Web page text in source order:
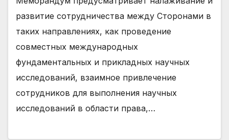
Институтом региональных
экономических исследований.
развитие сотрудничества между Сторонами в
таких направлениях, как проведение
совместных международных
фундаментальных и прикладных научных
исследований, взаимное привлечение
сотрудников для выполнения научных
исследований в области права,…